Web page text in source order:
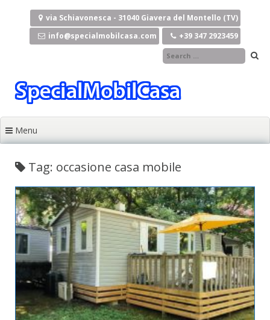
via Schiavonesca - 31040 Giavera del Montello (TV)
info@specialmobilcasa.com
+39 347 2923459
Menu
Tag: occasione casa mobile